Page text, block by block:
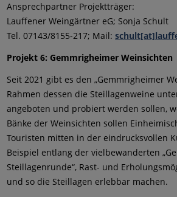
Ansprechpartner Projektträger:
Lauffener Weingärtner eG; Sonja Schult
Tel. 07143/8155-217; Mail:
Projekt 6: Gemmrigheimer Weinsichten
Seit 2021 gibt es den „Gemmrigheimer
Rahmen dessen die Steillagenweine
angeboten und probiert werden sollen,
Bänke der Weinsichten sollen
Touristen mitten in der eindrucksvollen
Beispiel entlang der vielbewanderten
Steillagenrunde“, Rast- und
und so die Steillagen erlebbar machen.